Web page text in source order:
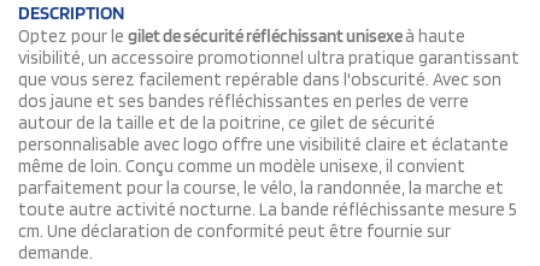
DESCRIPTION
Optez pour le gilet de sécurité réfléchissant unisexeà haute
visibilité, un accessoire promotionnel ultra pratique garantissant
que vous serez facilement repérable dans l'obscurité. Avec son
dos jaune et ses bandes réfléchissantes en perles de verre
autour de la taille et de la poitrine, ce gilet de sécurité
personnalisable avec logo offre une visibilité claire et éclatante
même de loin. Conçu comme un modèle unisexe, il convient
parfaitement pour la course, le vélo, la randonnée, la marche et
toute autre activité nocturne. La bande réfléchissante mesure 5
cm. Une déclaration de conformité peut être fournie sur
demande.